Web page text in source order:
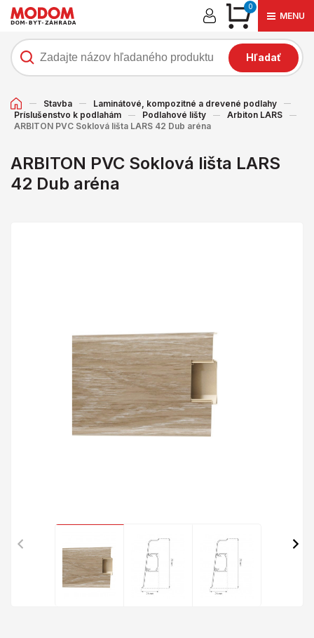
0
MENU
Hľadať
Stavba
Laminátové, kompozitné a drevené podlahy
Príslušenstvo k podlahám
Podlahové lišty
Arbiton LARS
ARBITON PVC Soklová lišta LARS 42 Dub aréna
ARBITON PVC Soklová lišta LARS
42 Dub aréna